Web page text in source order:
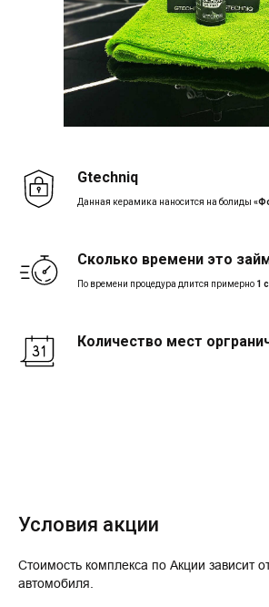
Gtechniq
Данная керамика наносится на болиды
Сколько времени это
По времени процедура длится примерно 1
Количество мест
Условия акции
Стоимость комплекса по Акции зависит
автомобиля.